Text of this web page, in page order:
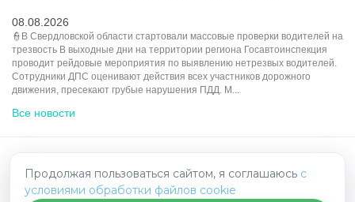
08.08.2026
👮В Свердловской области стартовали массовые проверки водителей на
трезвость В выходные дни на территории региона Госавтоинспекция
проводит рейдовые мероприятия по выявлению нетрезвых водителей.
Сотрудники ДПС оценивают действия всех участников дорожного
движения, пресекают грубые нарушения ПДД. М...
Все новости
HelpRadar.ru - взаимопомощь на дорогах
Политика конфиденциальности
Написать нам
Продолжая пользоваться сайтом, я соглашаюсь с
условиями обработки файлов cookie